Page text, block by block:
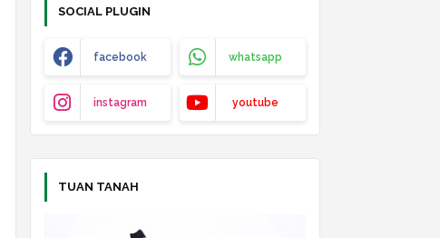
SOCIAL PLUGIN
facebook whatsapp
instagram youtube
TUAN TANAH